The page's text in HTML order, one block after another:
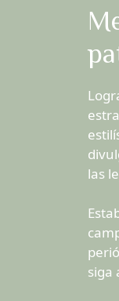
las
siga